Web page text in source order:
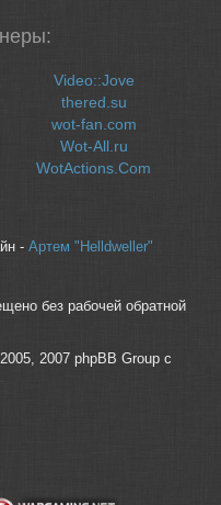
Video::Jove
thered.su
wot-fan.com
Wot-All.ru
WotActions.Com
- Артем "Helldweller"
без рабочей обратной
2007 phpBB Group с